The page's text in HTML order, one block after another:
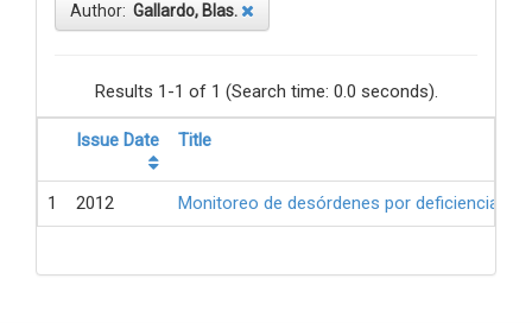
Author: Gallardo, Blas.
Results 1-1 of 1 (Search time: 0.0 seconds).
Issue Date Title
1 2012 Monitoreo de desórdenes por deficiencia